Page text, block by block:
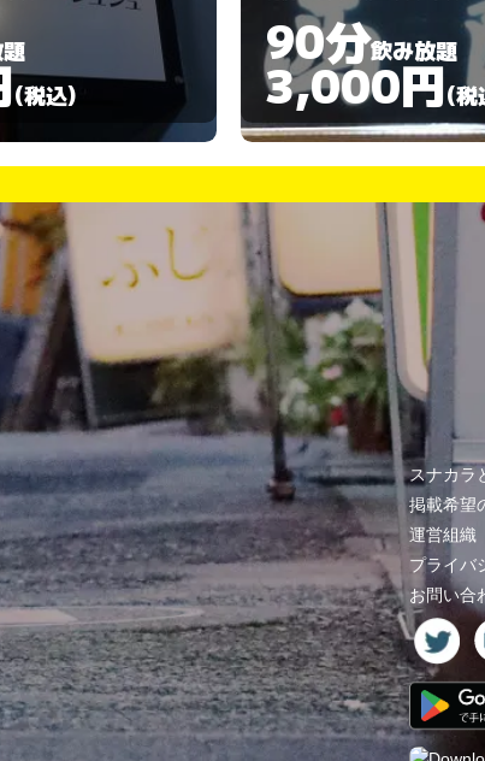
(税込)
90分飲み放題
5,000円(税
スナカラ
掲載希望
運営組織
プライバ
お問い合